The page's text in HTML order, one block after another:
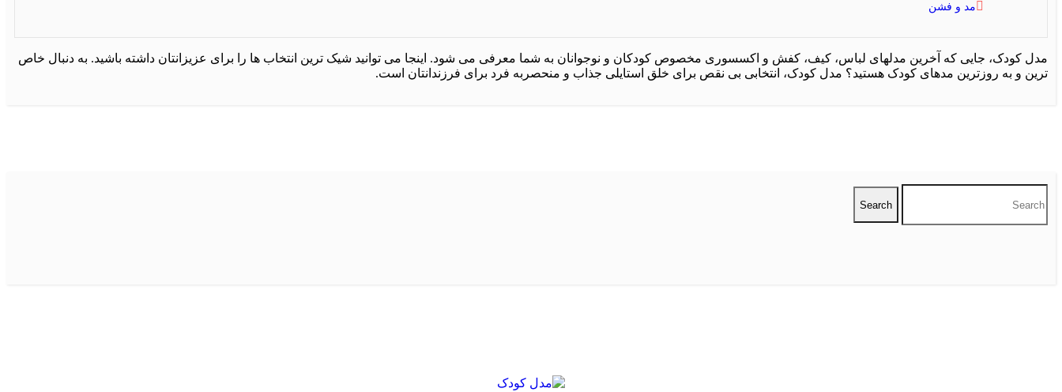
مد و فشن
مدل کودک، جایی که آخرین مدلهای لباس، کیف، کفش و اکسسوری مخصوص کودکان و نوجوانان به شما معرفی می شود. اینجا می توانید شیک ترین انتخاب ها را برای عزیزانتان داشته باشید. به دنبال خاص
ترین و به روزترین مدهای کودک هستید؟ مدل کودک، انتخابی بی نقص برای خلق استایلی جذاب و منحصربه فرد برای فرزندانتان است.